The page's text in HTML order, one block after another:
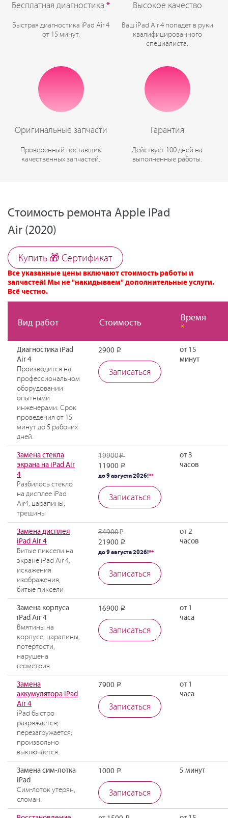
Бесплатная диагностика *
Быстрая диагностика iPad Air 4
от 15 минут.
Высокое качество
Ваш iPad Air 4 попадет в руки
квалифицированного
специалиста.
Оригинальные запчасти
Проверенный поставщик
качественных запчастей.
Гарантия
Действует 100 дней на
выполненные работы.
Стоимость ремонта Apple iPad
Air (2020)
Купить 🎁 Cертификат
Все указанные цены включают стоимость работы и
запчастей! Мы не "накидываем" дополнительные услуги.
Всё честно.
Вид работ Стоимость
Время
*
Диагностика iPad
Air 4
Производится на
профессиональном
оборудовании
опытными
инженерами. Срок
проведения от 15
минут до 5 рабочих
дней.
2900 Р
Записаться
от 15
минут
Замена стекла
экрана на iPad Air
4
Разбилось стекло
на дисплее iPad
Air4, царапины,
трещины
19900Р
11900 Р
до 9 августа 2026!**
Записаться
от 3
часов
Замена дисплея
iPad Air 4
Битые пиксели на
экране iPad Air 4,
искажения
изображения,
битые пиксели
34900Р
21900 Р
до 9 августа 2026!**
Записаться
от 2
часов
Замена корпуса
iPad Air 4
Вмятины на
корпусе, царапины,
потертости,
нарушена
геометрия
16900 Р
Записаться
от 1
часа
Замена
аккумулятора iPad
Air 4
iPad быстро
разряжается;
перезагружается;
произвольно
выключается.
7900 Р
Записаться
от 1
часа
Замена сим-лотка
iPad
Сим-лоток утерян,
сломан.
1000 Р
Записаться
5 минут